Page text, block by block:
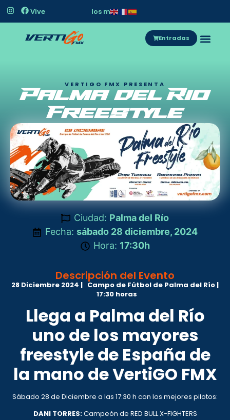
Vive los mejoresr
Entradas
VERTIGO FMX PRESENTA
Palma del Rio
Freestyle
Ciudad: Palma del Río
Fecha: sábado 28 diciembre, 2024
Hora: 17:30h
Descripción del Evento
28 Diciembre 2024 | Campo de Fútbol de Palma del Río |
17:30 horas
Llega a Palma del Río
uno de los mayores
freestyle de España de
la mano de VertiGO FMX
Sábado 28 de Diciembre a las 17:30 h con los mejores pilotos:
DANI TORRES:Campeón de RED BULL X-FIGHTERS